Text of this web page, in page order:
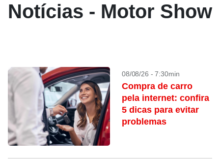
Notícias - Motor Show
08/08/26 - 7:30min
Compra de carro
pela internet: confira
5 dicas para evitar
problemas